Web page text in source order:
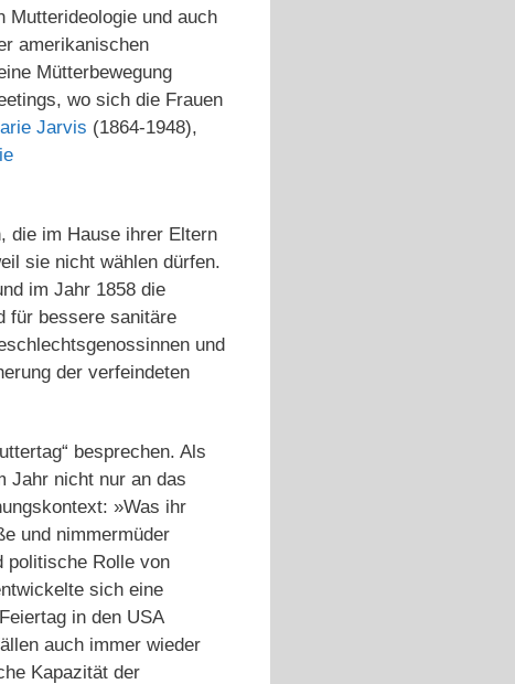
Mutterideologie und auch
amerikanischen
Mütterbewegung
wo sich die Frauen
Jarvis (1864-1948),
die im Hause ihrer Eltern
sie nicht wählen dürfen.
im Jahr 1858 die
für bessere sanitäre
und
der verfeindeten
besprechen. Als
Jahr nicht nur an das
»Was ihr
und nimmermüder
politische Rolle von
sich eine
in den USA
auch immer wieder
Kapazität der